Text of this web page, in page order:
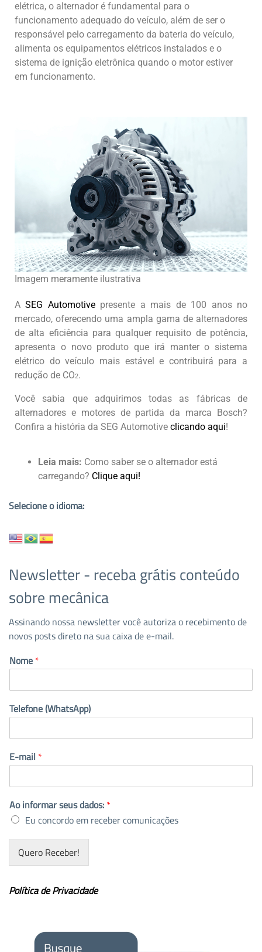
elétrica, o alternador é fundamental para o
funcionamento adequado do veículo, além de ser o
responsável pelo carregamento da bateria do veículo,
alimenta os equipamentos elétricos instalados e o
sistema de ignição eletrônica quando o motor estiver
em funcionamento.
Imagem meramente ilustrativa
ASEG Automotivepresente a mais de 100 anos no
mercado, oferecendo uma ampla gama de alternadores
de alta eficiência para qualquer requisito de potência,
apresenta o novo produto que irá manter o sistema
elétrico do veículo mais estável e contribuirá para a
redução de CO2.
Você sabia que adquirimos todas as fábricas de
alternadores e motores de partida da marca Bosch?
Confira a história da SEG Automotive clicando aqui!
Leia mais: Como saber se o alternador está
carregando? Clique aqui!
Selecione o idioma:
Newsletter - receba grátis conteúdo
sobre mecânica
Assinando nossa newsletter você autoriza o recebimento de
novos posts direto na sua caixa de e-mail.
Nome *
Telefone (WhatsApp)
E-mail *
Ao informar seus dados: *
Eu concordo em receber comunicações
Quero Receber!
Política de Privacidade